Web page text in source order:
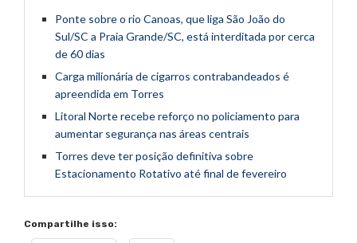
Ponte sobre o rio Canoas, que liga São João do
Sul/SC a Praia Grande/SC, está interditada por cerca
de 60 dias
Carga milionária de cigarros contrabandeados é
apreendida em Torres
Litoral Norte recebe reforço no policiamento para
aumentar segurança nas áreas centrais
Torres deve ter posição definitiva sobre
Estacionamento Rotativo até final de fevereiro
Compartilhe isso: